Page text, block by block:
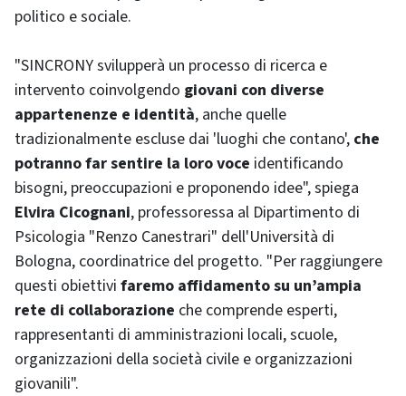
politico e sociale.
"SINCRONY svilupperà un processo di ricerca e
intervento coinvolgendo giovani con diverse
appartenenze e identità, anche quelle
tradizionalmente escluse dai 'luoghi che contano', che
potranno far sentire la loro voce identificando
bisogni, preoccupazioni e proponendo idee", spiega
Elvira Cicognani, professoressa al Dipartimento di
Psicologia "Renzo Canestrari" dell'Università di
Bologna, coordinatrice del progetto. "Per raggiungere
questi obiettivi faremo affidamento su un’ampia
rete di collaborazione che comprende esperti,
rappresentanti di amministrazioni locali, scuole,
organizzazioni della società civile e organizzazioni
giovanili".